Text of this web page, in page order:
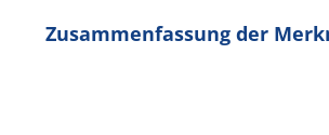
Zusammenfassung der